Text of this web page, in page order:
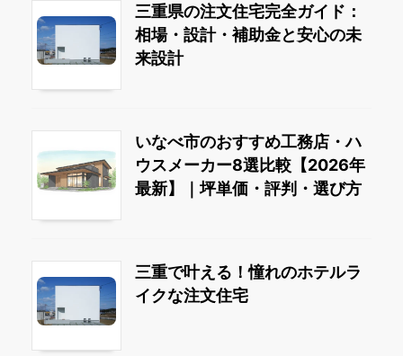
三重県の注文住宅完全ガイド：
相場・設計・補助金と安心の未
来設計
いなべ市のおすすめ工務店・ハ
ウスメーカー8選比較【2026年
最新】｜坪単価・評判・選び方
三重で叶える！憧れのホテルラ
イクな注文住宅